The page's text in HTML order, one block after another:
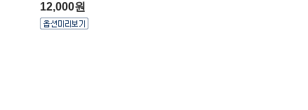
12,000원